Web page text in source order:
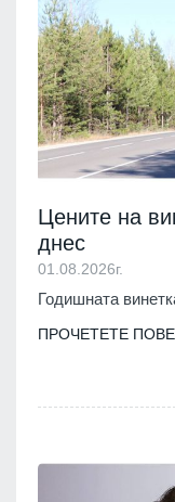
Цените на
днес
01.08.2026г.
Годишната
ПРОЧЕТЕТЕ